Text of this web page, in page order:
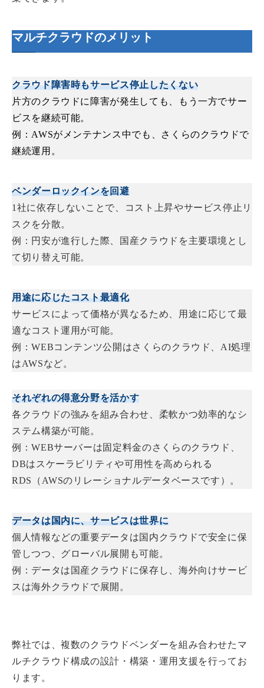
マルチクラウドのメリット
クラウド障害時もサービス停止したくない
片方のクラウドに障害が発生しても、もう一方でサー
ビスを継続可能。
例：AWSがメンテナンス中でも、さくらのクラウドで
継続運用。
ベンダーロックインを回避
1社に依存しないことで、コスト上昇やサービス停止リ
スクを分散。
例：円安が進行した際、国産クラウドを主要環境とし
て切り替え可能。
用途に応じたコスト最適化
サービスによって価格が異なるため、用途に応じて最
適なコスト運用が可能。
例：WEBコンテンツ公開はさくらのクラウド、AI処理
はAWSなど。
それぞれの得意分野を活かす
各クラウドの強みを組み合わせ、柔軟かつ効率的なシ
ステム構築が可能。
例：WEBサーバーは固定料金のさくらのクラウド、
DBはスケーラビリティや可用性を高められる
RDS（AWSのリレーショナルデータベースです）。
データは国内に、サービスは世界に
個人情報などの重要データは国内クラウドで安全に保
管しつつ、グローバル展開も可能。
例：データは国産クラウドに保存し、海外向けサービ
スは海外クラウドで展開。
弊社では、複数のクラウドベンダーを組み合わせたマ
ルチクラウド構成の設計・構築・運用支援を行ってお
ります。